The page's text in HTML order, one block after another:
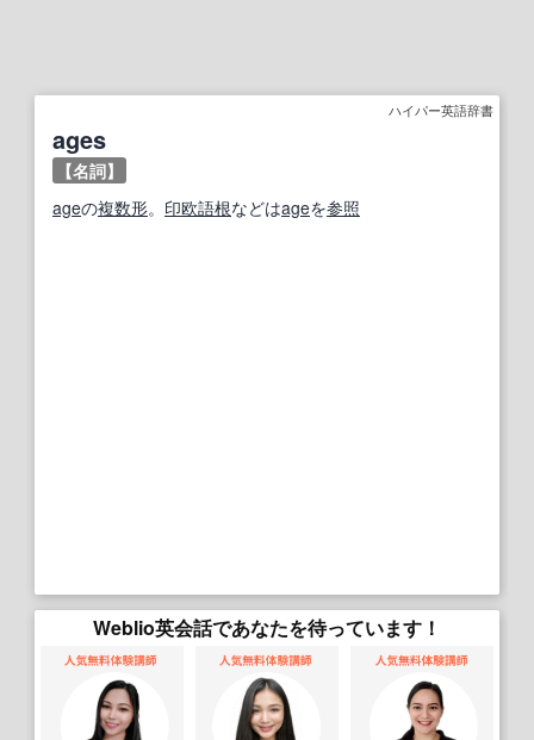
ハイパー英語辞書
ages
【名詞】
ageの複数形。 印欧語根などはageを参照
Weblio英会話であなたを待っています！